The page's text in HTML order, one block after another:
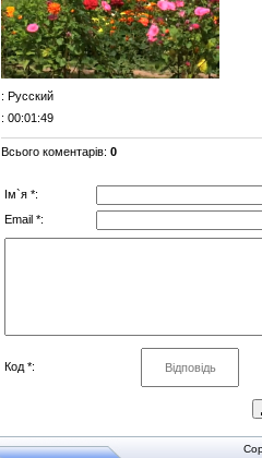
: Русский
: 00:01:49
Всього коментарів: 0
Ім`я *:
Email *:
Код *: